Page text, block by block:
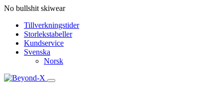
No bullshit skiwear
Tillverkningstider
Storlekstabeller
Kundservice
Svenska
Norsk